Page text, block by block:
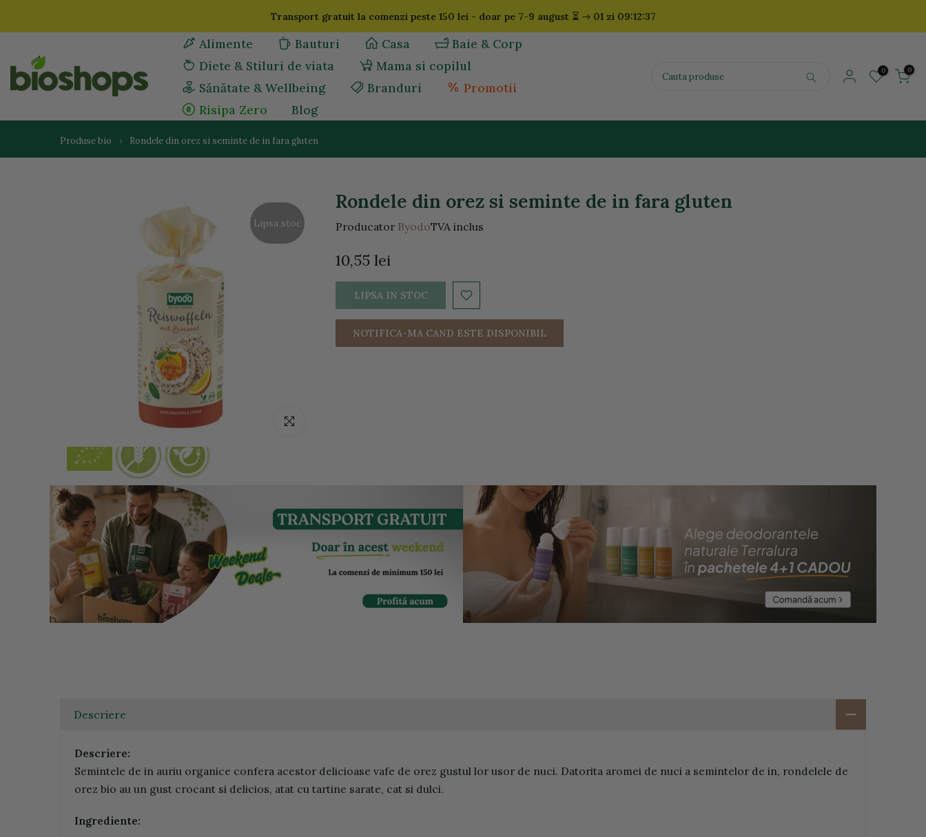
la
Transport gratuit la comenzi peste 150 lei - doar pe 7-9 august ⏳ 01 zi 09:12:36
Alimente Bauturi Casa
Baie & Corp
Diete & Stiluri de viata
Mama si copilul
Sănătate & Wellbeing
Branduri
Promotii
Risipa Zero
Blog
0 0
Produse bio Rondele din orez si seminte de in fara gluten
Lipsa stoc
Click pentru a mari
Rondele din orez si seminte de in fara gluten
Producator ByodoTVA inclus
10,55 lei
LIPSA IN STOC
NOTIFICA-MA CAND ESTE DISPONIBIL
Descriere
Descriere:
Semintele de in auriu organice confera acestor delicioase vafe de orez gustul lor usor de nuci. Datorita aromei de nuci a semintelor de in, rondelele de
orez bio au un gust crocant si delicios, atat cu tartine sarate, cat si dulci.
Ingrediente: